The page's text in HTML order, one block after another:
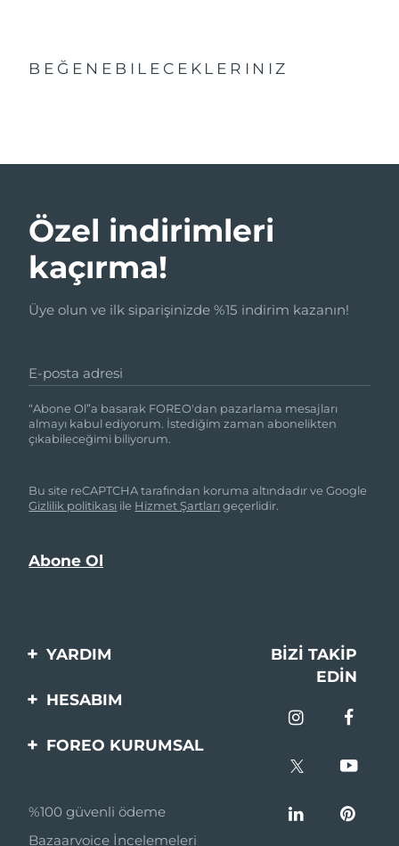
BEĞENEBILECEKLERINIZ
Özel indirimleri
kaçırma!
Üye olun ve ilk siparişinizde %15 indirim kazanın!
E-posta adresi
“Abone Ol”a basarak FOREO'dan pazarlama mesajları
almayı kabul ediyorum. İstediğim zaman abonelikten
çıkabileceğimi biliyorum.
Bu site reCAPTCHA tarafından koruma altındadır ve Google
Gizlilik politikası ile Hizmet Şartlarıgeçerlidir.
YARDIM
Bi̇zi̇mle İleti̇şi̇me Geçi̇n
BIZI TAKIP
EDIN
HESABIM
Ürün Kaydı
FOREO KURUMSAL
Ortaklik Programi
%100 güvenli ödeme
Bazaarvoice İncelemeleri